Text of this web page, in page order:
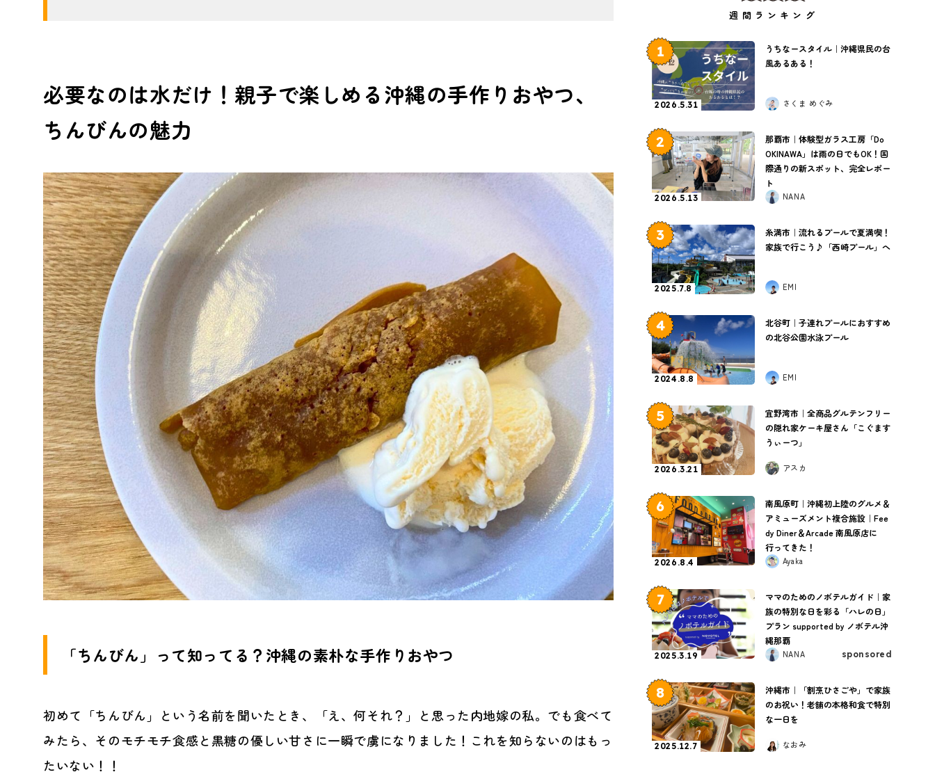
必要なのは水だけ！親子で楽しめる沖縄の手作りおやつ、
ちんびんの魅力
「ちんびん」って知ってる？沖縄の素朴な手作りおやつ
初めて「ちんびん」という名前を聞いたとき、「え、何それ？」と思った内地嫁の私。でも食べて
みたら、そのモチモチ食感と黒糖の優しい甘さに一瞬で虜になりました！これを知らないのはもっ
たいない！！
週間ランキング
1
2026.5.31
うちなースタイル｜沖縄県民の台
風あるある！
さくま めぐみ
2
2026.5.13
那覇市｜体験型ガラス工房「Do
OKINAWA」は雨の日でもOK！国
際通りの新スポット、完全レポー
ト
NANA
3
2025.7.8
糸満市｜流れるプールで夏満喫！
家族で行こう♪「西崎プール」へ
EMI
4
2024.8.8
北谷町｜子連れプールにおすすめ
の北谷公園水泳プール
EMI
5
2026.3.21
宜野湾市｜全商品グルテンフリー
の隠れ家ケーキ屋さん「こぐます
うぃーつ」
アスカ
6
2026.8.4
南風原町｜沖縄初上陸のグルメ＆
アミューズメント複合施設｜Fee
dy Diner＆Arcade 南風原店に
行ってきた！
Ayaka
7
2025.3.19
ママのためのノボテルガイド｜家
族の特別な日を彩る「ハレの日」
プラン supported by ノボテル沖
縄那覇
NANA sponsored
8
2025.12.7
沖縄市｜「割烹ひさごや」で家族
のお祝い！老舗の本格和食で特別
な一日を
なおみ